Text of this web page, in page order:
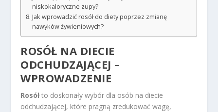
niskokaloryczne zupy?
Jak wprowadzić rosół do diety poprzez zmianę
nawyków żywieniowych?
ROSÓŁ NA DIECIE
ODCHUDZAJĄCEJ –
WPROWADZENIE
Rosółto doskonały wybór dla osób na diecie
odchudzającej, które pragną zredukować wagę,